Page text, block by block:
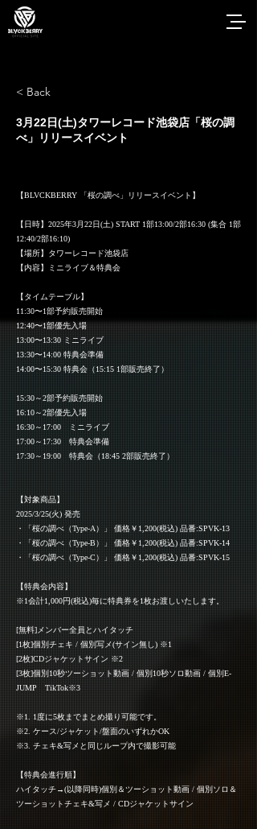
< Back
3月22日(土)タワーレコード池袋店「桜の調
べ」リリースイベント
【BLVCKBERRY 「桜の調べ」リリースイベント】
【日時】2025年3月22日(土) START 1部13:00/2部16:30 (集合 1部
12:40/2部16:10)
【場所】タワーレコード池袋店
【内容】ミニライブ＆特典会
【タイムテーブル】
11:30〜1部予約販売開始
12:40〜1部優先入場
13:00〜13:30 ミニライブ
13:30〜14:00 特典会準備
14:00〜15:30 特典会（15:15 1部販売終了）
15:30～2部予約販売開始
16:10～2部優先入場
16:30～17:00 ミニライブ
17:00～17:30 特典会準備
17:30～19:00 特典会（18:45 2部販売終了）
【対象商品】
2025/3/25(火) 発売
・「桜の調べ（Type-A）」 価格￥1,200(税込) 品番:SPVK-13
・「桜の調べ（Type-B）」 価格￥1,200(税込) 品番:SPVK-14
・「桜の調べ（Type-C）」 価格￥1,200(税込) 品番:SPVK-15
【特典会内容】
※1会計1,000円(税込)毎に特典券を1枚お渡しいたします。
[無料]メンバー全員とハイタッチ
[1枚]個別チェキ / 個別写メ(サイン無し) ※1
[2枚]CDジャケットサイン ※2
[3枚]個別10秒ツーショット動画 / 個別10秒ソロ動画 / 個別E-
JUMP TikTok※3
※1. 1度に5枚までまとめ撮り可能です。
※2. ケース/ジャケット/盤面のいずれかOK
※3. チェキ&写メと同じループ内で撮影可能
【特典会進行順】
ハイタッチ→(以降同時)個別＆ツーショット動画 / 個別ソロ＆
ツーショットチェキ&写メ / CDジャケットサイン